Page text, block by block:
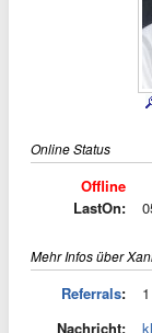
Online Status
Offline
LastOn:
Mehr Infos über
Referrals:
1
Nachricht: